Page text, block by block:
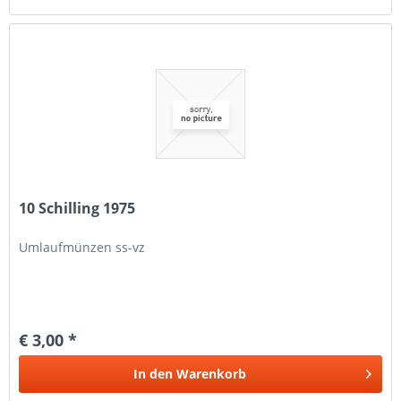
10 Schilling 1975
Umlaufmünzen ss-vz
€ 3,00 *
In den Warenkorb